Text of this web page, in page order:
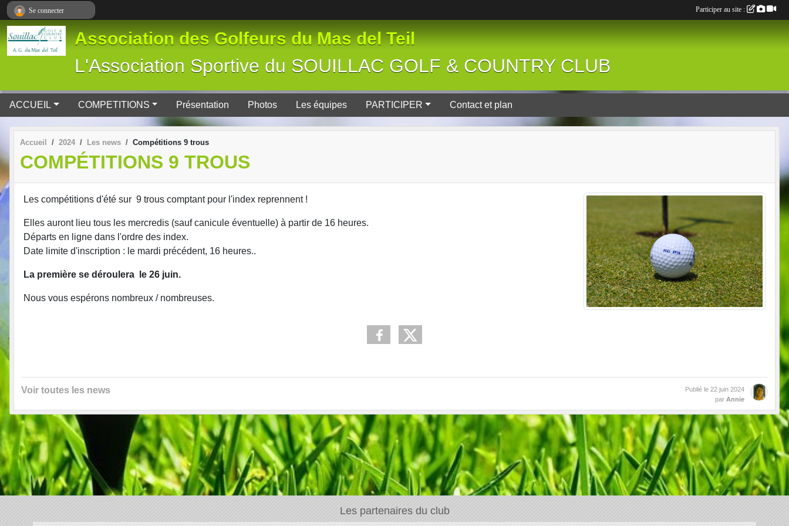
Association des Golfeurs du Mas del Teil
L'Association Sportive du SOUILLAC GOLF & COUNTRY CLUB
ACCUEIL COMPETITIONS Présentation Photos Les équipes PARTICIPER Contact et plan
Accueil 2024 Les news Compétitions 9 trous
COMPÉTITIONS 9 TROUS
Les compétitions d'été sur 9 trous comptant pour l'index reprennent !
Elles auront lieu tous les mercredis (sauf canicule éventuelle) à partir de 16 heures.
Départs en ligne dans l'ordre des index.
Date limite d'inscription : le mardi précédent, 16 heures..
La première se déroulera le 26 juin.
Nous vous espérons nombreux / nombreuses.
Voir toutes les news Publié le 22 juin 2024
par Annie
Les partenaires du club
Se connecter Participer au site :
Panneau de gestion des cookies